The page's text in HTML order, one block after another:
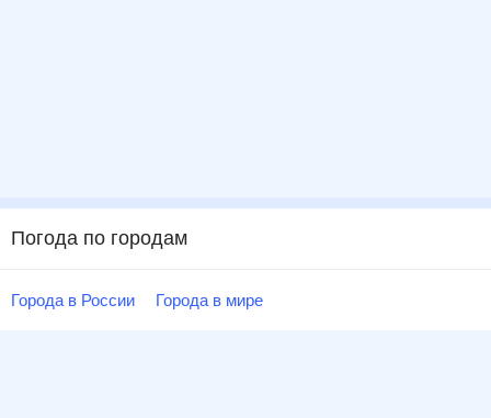
Погода по городам
Города в России Города в мире